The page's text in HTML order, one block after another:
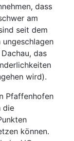
dass
am
seit dem
das
wird).
Pfaffenhofen
die
können.